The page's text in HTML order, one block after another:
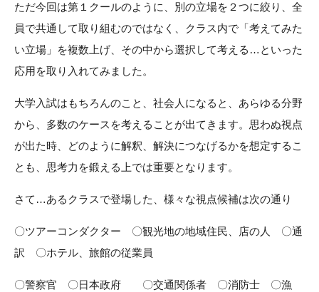
ただ今回は第１クールのように、別の立場を２つに絞り、全
員で共通して取り組むのではなく、クラス内で「考えてみた
い立場」を複数上げ、その中から選択して考える…といった
応用を取り入れてみました。
大学入試はもちろんのこと、社会人になると、あらゆる分野
から、多数のケースを考えることが出てきます。思わぬ視点
が出た時、どのように解釈、解決につなげるかを想定するこ
とも、思考力を鍛える上では重要となります。
さて…あるクラスで登場した、様々な視点候補は次の通り
〇ツアーコンダクター 〇観光地の地域住民、店の人 〇通
訳 〇ホテル、旅館の従業員
〇警察官 〇日本政府 〇交通関係者 〇消防士 〇漁